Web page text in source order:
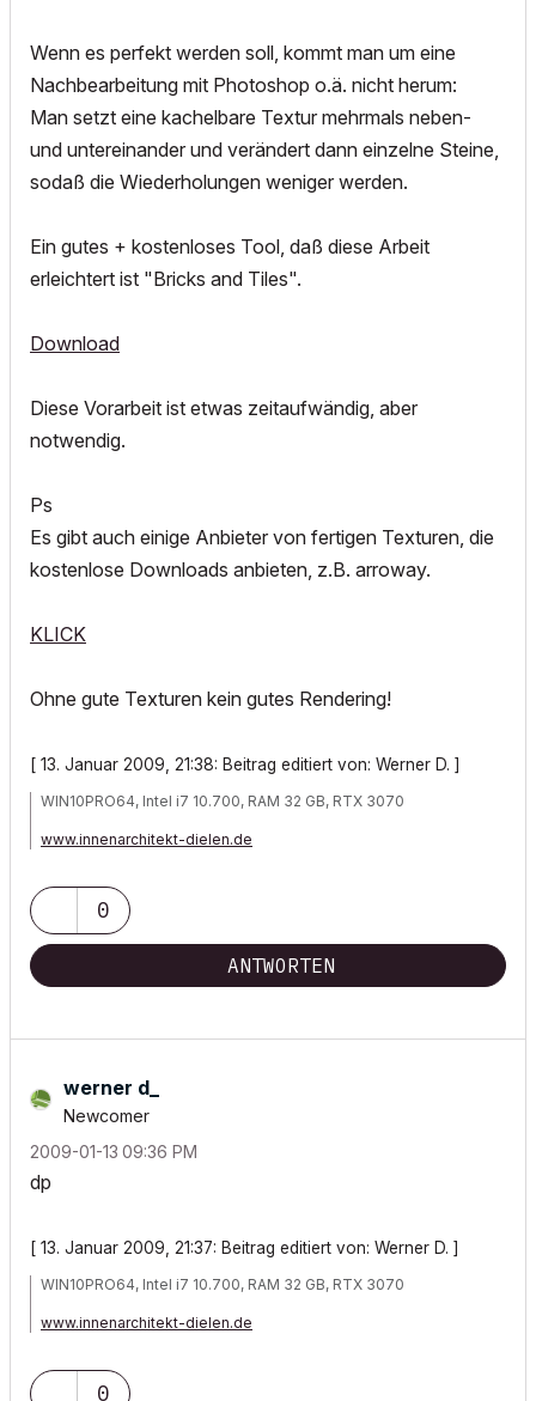
Wenn es perfekt werden soll, kommt man um eine
Nachbearbeitung mit Photoshop o.ä. nicht herum:
Man setzt eine kachelbare Textur mehrmals neben-
und untereinander und verändert dann einzelne Steine,
sodaß die Wiederholungen weniger werden.
Ein gutes + kostenloses Tool, daß diese Arbeit
erleichtert ist "Bricks and Tiles".
Download
Diese Vorarbeit ist etwas zeitaufwändig, aber
notwendig.
Ps
Es gibt auch einige Anbieter von fertigen Texturen, die
kostenlose Downloads anbieten, z.B. arroway.
KLICK
Ohne gute Texturen kein gutes Rendering!
[ 13. Januar 2009, 21:38: Beitrag editiert von: Werner D. ]
WIN10PRO64, Intel i7 10.700, RAM 32 GB, RTX 3070
www.innenarchitekt-dielen.de
0
ANTWORTEN
werner d_
Newcomer
‎2009-01-13 09:36 PM
dp
[ 13. Januar 2009, 21:37: Beitrag editiert von: Werner D. ]
WIN10PRO64, Intel i7 10.700, RAM 32 GB, RTX 3070
www.innenarchitekt-dielen.de
0